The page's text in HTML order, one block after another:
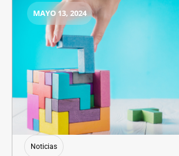
MAYO 13, 2024
Noticias